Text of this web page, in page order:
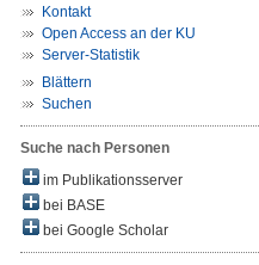
Kontakt
Open Access an der KU
Server-Statistik
Blättern
Suchen
Suche nach Personen
im Publikationsserver
bei BASE
bei Google Scholar